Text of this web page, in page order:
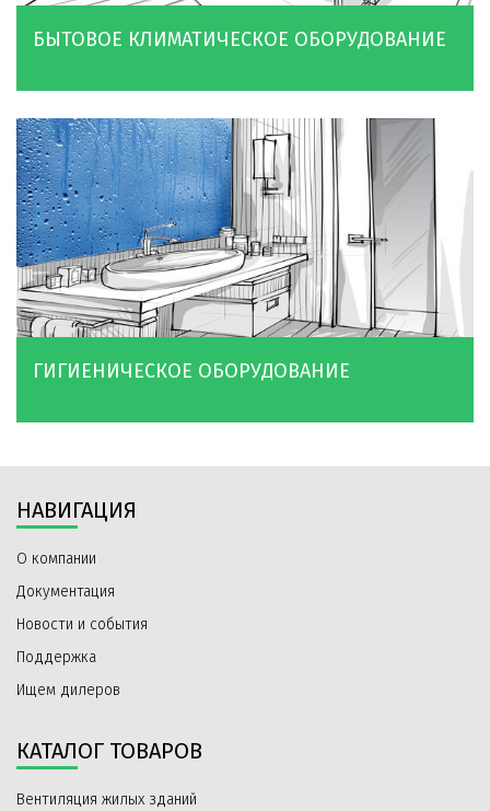
БЫТОВОЕ КЛИМАТИЧЕСКОЕ ОБОРУДОВАНИЕ
ГИГИЕНИЧЕСКОЕ ОБОРУДОВАНИЕ
НАВИГАЦИЯ
О компании
Документация
Новости и события
Поддержка
Ищем дилеров
КАТАЛОГ ТОВАРОВ
Вентиляция жилых зданий